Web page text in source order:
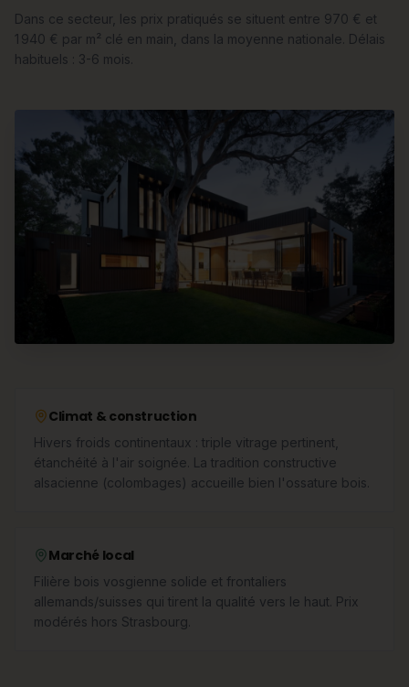
Dans ce secteur, les prix pratiqués se situent entre 970 € et
1 940 € par m² clé en main, dans la moyenne nationale. Délais
habituels : 3-6 mois.
Climat & construction
Hivers froids continentaux : triple vitrage pertinent,
étanchéité à l'air soignée. La tradition constructive
alsacienne (colombages) accueille bien l'ossature bois.
Marché local
Filière bois vosgienne solide et frontaliers
allemands/suisses qui tirent la qualité vers le haut. Prix
modérés hors Strasbourg.